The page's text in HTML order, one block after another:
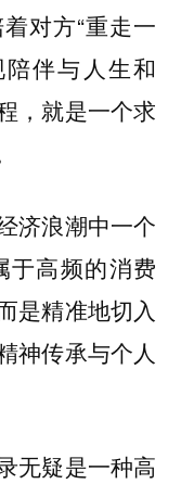
对方“重走一
伴与人生和
，就是一个求
济浪潮中一个
于高频的消费
是精准地切入
神传承与个人
无疑是一种高